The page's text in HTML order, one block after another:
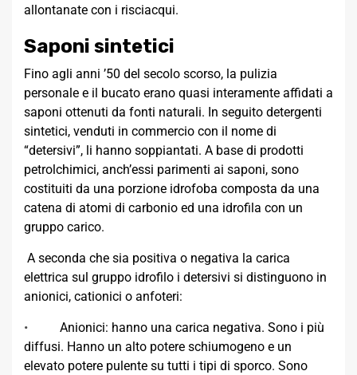
allontanate con i risciacqui.
Saponi sintetici
Fino agli anni ’50 del secolo scorso, la pulizia
personale e il bucato erano quasi interamente affidati a
saponi ottenuti da fonti naturali. In seguito detergenti
sintetici, venduti in commercio con il nome di
“detersivi”, li hanno soppiantati. A base di prodotti
petrolchimici, anch’essi parimenti ai saponi, sono
costituiti da una porzione idrofoba composta da una
catena di atomi di carbonio ed una idrofila con un
gruppo carico.
A seconda che sia positiva o negativa la carica
elettrica sul gruppo idrofilo i detersivi si distinguono in
anionici, cationici o anfoteri:
•
Anionici: hanno una carica negativa. Sono i più
diffusi. Hanno un alto potere schiumogeno e un
elevato potere pulente su tutti i tipi di sporco. Sono